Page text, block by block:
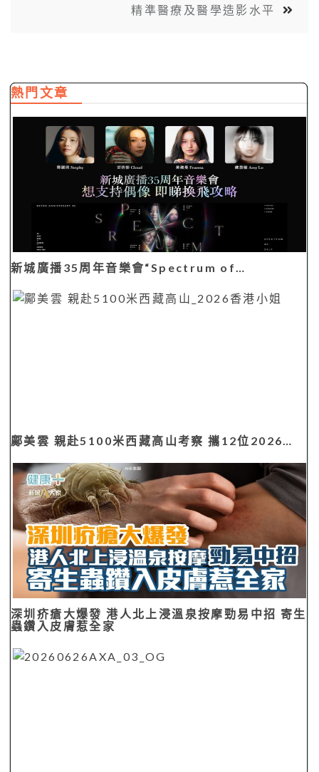
精準醫療及醫學造影水平
熱門文章
新城廣播35周年音樂會“Spectrum of…
鄺美雲 親赴5100米西藏高山考察 攜12位2026…
深圳疥瘡大爆發 港人北上浸溫泉按摩勁易中招 寄生
蟲鑽入皮膚惹全家